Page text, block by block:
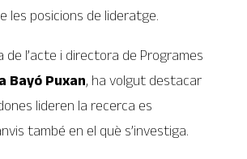
les posicions de lideratge.
de l’acte i directora de Programes
Bayó Puxan, ha volgut destacar
lideren la recerca es
també en el què s’investiga.